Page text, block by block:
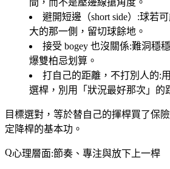
避開短邊（short side） :球若
大的那一側，留切球餘地。
接受 bogey 也沒關係:難洞穩
爆雙柏忌划算。
打自己的距離，不打別人的:
選桿，別用「狀況最好那次」的
目標選對，等於替自己的揮桿買了保
定降桿的基本功。
心理層面:節奏、專注與放下上一桿